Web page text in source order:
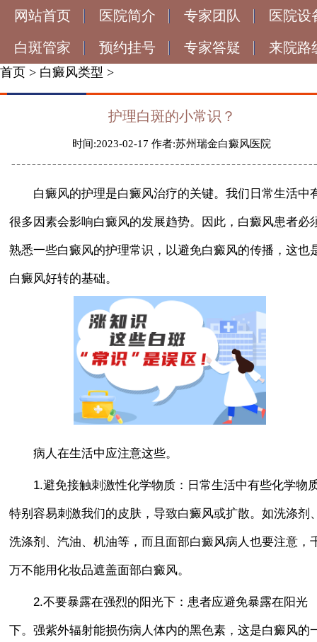
网站首页 医院简介 专家团队 医院设
白斑管家 预约挂号 专家答疑 来院路
首页 > 白癜风类型 >
护理白斑的小常识？
时间:2023-02-17 作者:苏州瑞金白癜风医院
白癜风的护理是白癜风治疗的关键。我们日常生活中
很多因素会影响白癜风的发展趋势。因此，白癜风患者必
熟悉一些白癜风的护理常识，以避免白癜风的传播，这也
白癜风好转的基础。
病人在生活中应注意这些。
1.避免接触刺激性化学物质：日常生活中有些化学物
特别容易刺激我们的皮肤，导致白癜风或扩散。如洗涤剂
洗涤剂、汽油、机油等，而且面部白癜风病人也要注意，
万不能用化妆品遮盖面部白癜风。
2.不要暴露在强烈的阳光下：患者应避免暴露在阳光
下。强紫外辐射能损伤病人体内的黑色素，这是白癜风的